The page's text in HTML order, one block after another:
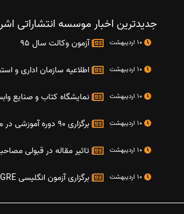
جدیدترین اخبار موسسه انتشاراتی
آزمون وکالت سال 95
اطلاعیه سازمان اداری و
نمایشگاه کتاب و صنایع وابسته
برگزاری 90 دوره آموزشی در مرکز آموزش فرهنگی دانشگاه علامه
تاثیر مقاله در قبولی
برگزاری آزمون انگلیسی GRE روز شنبه 27 شهریور(مقارن با 17 سپتامبر 2016)